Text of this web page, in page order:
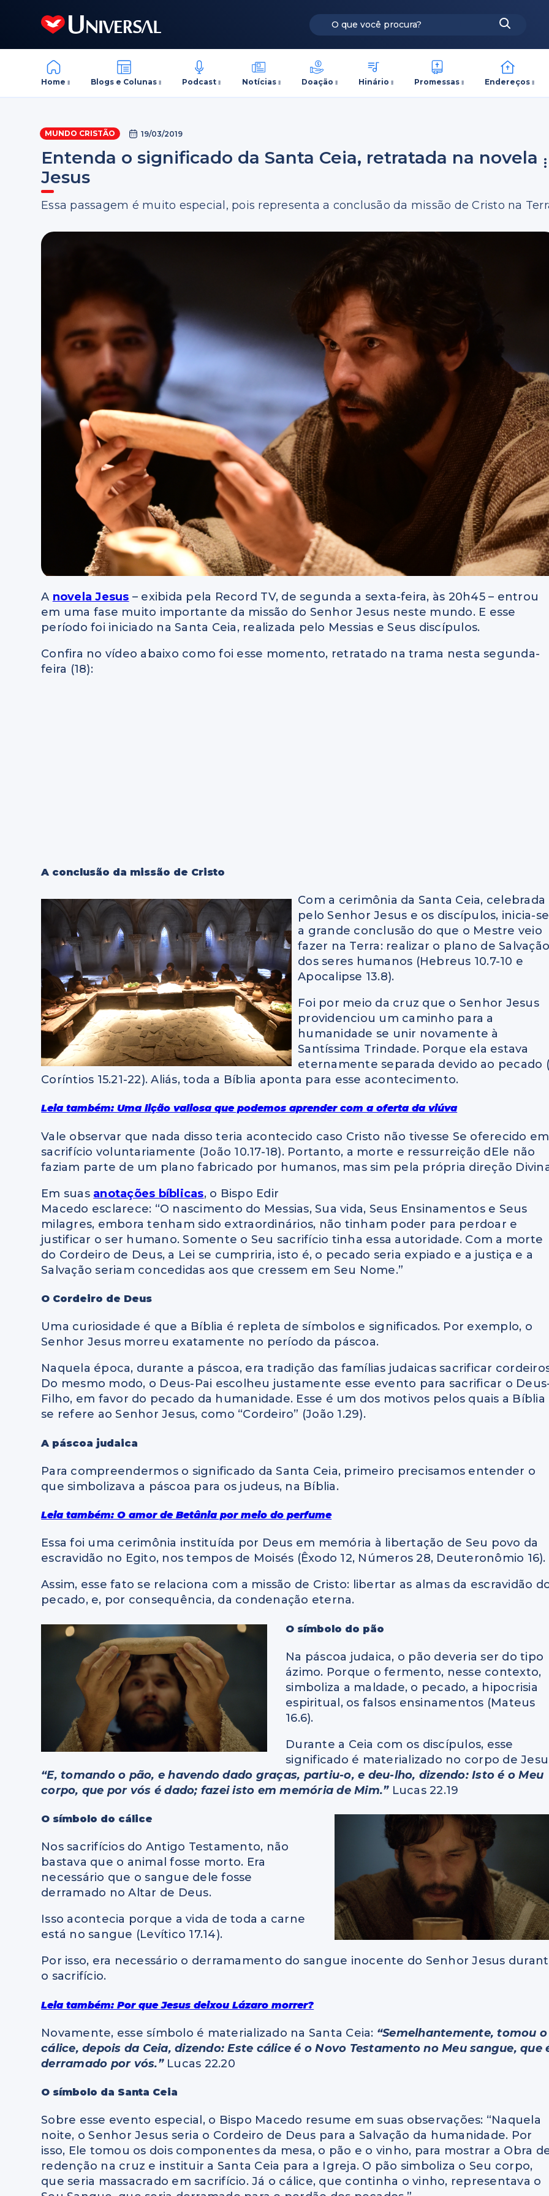
Home Blogs e Colunas Podcast Notícias Doação Hinário Promessas Endereços
MUNDO CRISTÃO 19/03/2019
Entenda o significado da Santa Ceia, retratada na novela
Jesus
Essa passagem é muito especial, pois representa a conclusão da missão de Cristo na
A novela Jesus – exibida pela Record TV, de segunda a sexta-feira, às 20h45 – entrou
em uma fase muito importante da missão do Senhor Jesus neste mundo. E esse
período foi iniciado na Santa Ceia, realizada pelo Messias e Seus discípulos.
Confira no vídeo abaixo como foi esse momento, retratado na trama nesta segunda-
feira (18):
A conclusão da missão de Cristo
Com a cerimônia da Santa Ceia, celebrada
pelo Senhor Jesus e os discípulos, inicia-se
a grande conclusão do que o Mestre veio
fazer na Terra: realizar o plano de
dos seres humanos (Hebreus 10.7-10 e
Apocalipse 13.8).
Foi por meio da cruz que o Senhor Jesus
providenciou um caminho para a
humanidade se unir novamente à
Santíssima Trindade. Porque ela estava
eternamente separada devido ao pecado
Coríntios 15.21-22). Aliás, toda a Bíblia aponta para esse acontecimento.
Leia também: Uma lição valiosa que podemos aprender com a oferta da viúva
Vale observar que nada disso teria acontecido caso Cristo não tivesse Se oferecido em
sacrifício voluntariamente (João 10.17-18). Portanto, a morte e ressurreição dEle não
faziam parte de um plano fabricado por humanos, mas sim pela própria direção
Em suas anotações bíblicas, o Bispo Edir
Macedo esclarece: “O nascimento do Messias, Sua vida, Seus Ensinamentos e Seus
milagres, embora tenham sido extraordinários, não tinham poder para perdoar e
justificar o ser humano. Somente o Seu sacrifício tinha essa autoridade. Com a morte
do Cordeiro de Deus, a Lei se cumpriria, isto é, o pecado seria expiado e a justiça e a
Salvação seriam concedidas aos que cressem em Seu Nome.”
O Cordeiro de Deus
Uma curiosidade é que a Bíblia é repleta de símbolos e significados. Por exemplo, o
Senhor Jesus morreu exatamente no período da páscoa.
Naquela época, durante a páscoa, era tradição das famílias judaicas sacrificar
Do mesmo modo, o Deus-Pai escolheu justamente esse evento para sacrificar o
Filho, em favor do pecado da humanidade. Esse é um dos motivos pelos quais a Bíblia
se refere ao Senhor Jesus, como “Cordeiro” (João 1.29).
A páscoa judaica
Para compreendermos o significado da Santa Ceia, primeiro precisamos entender o
que simbolizava a páscoa para os judeus, na Bíblia.
Leia também: O amor de Betânia por meio do perfume
Essa foi uma cerimônia instituída por Deus em memória à libertação de Seu povo da
escravidão no Egito, nos tempos de Moisés (Êxodo 12, Números 28, Deuteronômio 16).
Assim, esse fato se relaciona com a missão de Cristo: libertar as almas da escravidão
pecado, e, por consequência, da condenação eterna.
O símbolo do pão
Na páscoa judaica, o pão deveria ser do tipo
ázimo. Porque o fermento, nesse contexto,
simboliza a maldade, o pecado, a hipocrisia
espiritual, os falsos ensinamentos (Mateus
16.6).
Durante a Ceia com os discípulos, esse
significado é materializado no corpo de
“E, tomando o pão, e havendo dado graças, partiu-o, e deu-lho, dizendo: Isto é o Meu
corpo, que por vós é dado; fazei isto em memória de Mim.”Lucas 22.19
O símbolo do cálice
Nos sacrifícios do Antigo Testamento, não
bastava que o animal fosse morto. Era
necessário que o sangue dele fosse
derramado no Altar de Deus.
Isso acontecia porque a vida de toda a carne
está no sangue (Levítico 17.14).
Por isso, era necessário o derramamento do sangue inocente do Senhor Jesus
o sacrifício.
Leia também: Por que Jesus deixou Lázaro morrer?
Novamente, esse símbolo é materializado na Santa Ceia: “Semelhantemente, tomou o
cálice, depois da Ceia, dizendo: Este cálice é o Novo Testamento no Meu sangue, que
derramado por vós.”Lucas 22.20
O símbolo da Santa Ceia
Sobre esse evento especial, o Bispo Macedo resume em suas observações: “Naquela
noite, o Senhor Jesus seria o Cordeiro de Deus para a Salvação da humanidade. Por
isso, Ele tomou os dois componentes da mesa, o pão e o vinho, para mostrar a Obra
redenção na cruz e instituir a Santa Ceia para a Igreja. O pão simboliza o Seu corpo,
que seria massacrado em sacrifício. Já o cálice, que continha o vinho, representava o